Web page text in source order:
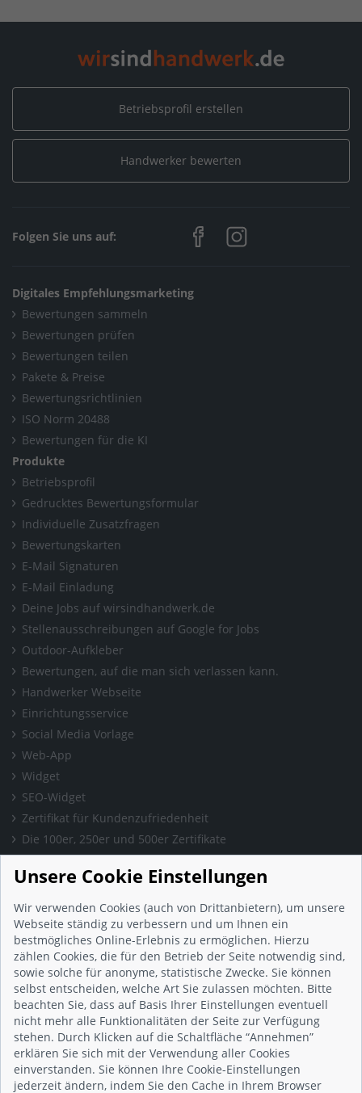
Betriebsprofil erstellen
Handwerker bewerten
Folgen Sie uns auf:
Digitales Empfehlungsmarketing
Bewertungen sammeln
Bewertungen prüfen
Bewertungen teilen
Pakete & Preise
Bewertungsrichtlinien
ISO Norm 20488
Bewertungen für die KI
Produkte
Betriebsprofil
Gedrucktes Bewertungsformular
Individuelle Zusatzfragen
Bewertungskarten
E-Mail Signaturen
E-Mail Einladung
Deine Jobs auf wirsindhandwerk.de
Stellenausschreibungen auf Google for Jobs
Outdoor-Aufkleber
Bewertungen, auf die man sich verlassen kann.
Handwerker Webseite
Einrichtungsservice
Social Media Vorlage
Web-App
Widget
SEO-Widget
Zertifikat für Kundenzufriedenheit
Die 100er, 250er und 500er Zertifikate
Presse & Wissen
Presse und Informationen
Blog
Häufig gestellte Fragen (FAQ)
Studie: Digitalisierungsbarometer
Initiative gegen Fake-Bewertungen
Kunden Informationen
Beratungsgespräch vereinbaren
Impressum
Datenschutz
AGB
Unsere Cookie Einstellungen
Wir verwenden Cookies (auch von Drittanbietern), um unsere
Webseite ständig zu verbessern und um Ihnen ein
bestmögliches Online-Erlebnis zu ermöglichen. Hierzu
zählen Cookies, die für den Betrieb der Seite notwendig sind,
sowie solche für anonyme, statistische Zwecke. Sie können
selbst entscheiden, welche Art Sie zulassen möchten. Bitte
beachten Sie, dass auf Basis Ihrer Einstellungen eventuell
nicht mehr alle Funktionalitäten der Seite zur Verfügung
stehen. Durch Klicken auf die Schaltfläche “Annehmen”
erklären Sie sich mit der Verwendung aller Cookies
einverstanden. Sie können Ihre Cookie-Einstellungen
jederzeit ändern, indem Sie den Cache in Ihrem Browser